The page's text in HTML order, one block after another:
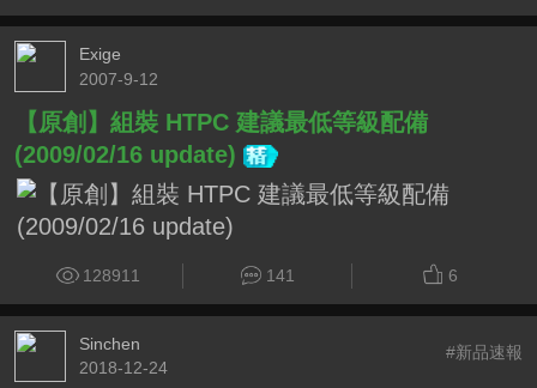
Exige
2007-9-12
【原創】組裝 HTPC 建議最低等級配備
(2009/02/16 update)
128911 141 6
Sinchen
2018-12-24
#新品速報